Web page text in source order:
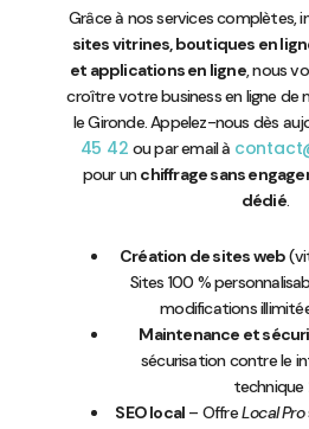
Grâce à nos services complètes,
sites vitrines, boutiques en
et applications en ligne, nous
croître votre business en ligne de
le Gironde. Appelez-nous dès
45 42 ou par email à
pour unchiffrage sans
dédié.
Création de sites web
Sites 100 %
modifications
Maintenance et
sécurisation contre le
technique
SEO local – OffreLocal Pro